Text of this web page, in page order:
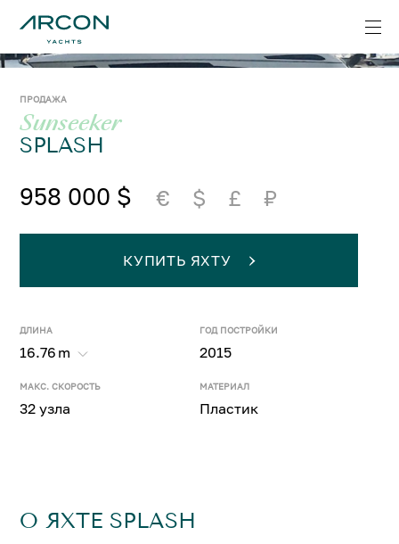
ПРОДАЖА
Sunseeker
SPLASH
958 000 $ € $ £ ₽
ДЛИНА
16.76 m
ГОД ПОСТРОЙКИ
2015
МАКС. СКОРОСТЬ
32 узла
МАТЕРИАЛ
Пластик
КУПИТЬ ЯХТУ
О ЯХТЕ SPLASH